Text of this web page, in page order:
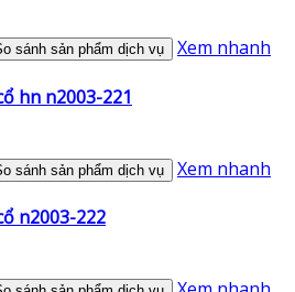
sánh sản phẩm dịch vụ Xem nhanh
hn n2003-221
sánh sản phẩm dịch vụ Xem nhanh
n2003-222